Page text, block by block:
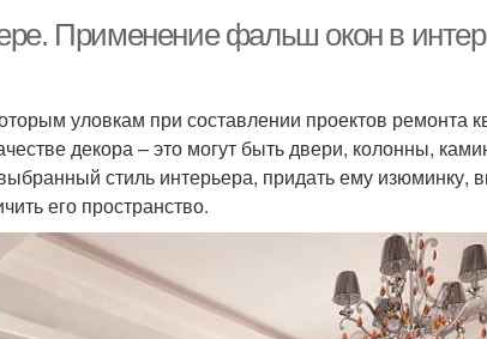
Применение фальш окон в
уловкам при составлении проектов ремонта
декора – это могут быть двери, колонны,
стиль интерьера, придать ему изюминку,
его пространство.